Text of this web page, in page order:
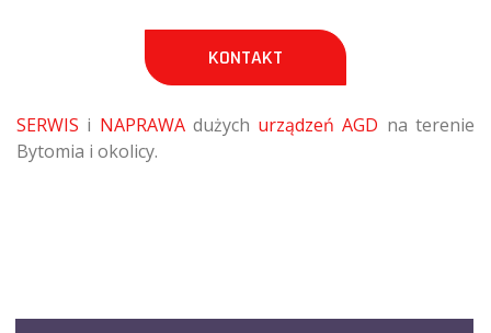
KONTAKT
SERWIS i NAPRAWAdużych urządzeń AGD na terenie
Bytomia i okolicy.